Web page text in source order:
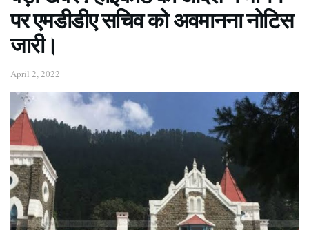
पर एमडीडीए सचिव को अवमानना नोटिस
जारी।
April 2, 2022